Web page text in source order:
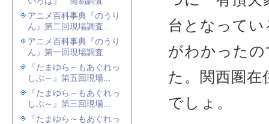
台となって
がわかった
た。関西圏
でしょ。
アニメ百科事典『のうり
ん』第二回現場調査...
アニメ百科事典『のうり
ん』第一回現場調査
『たまゆら～もあぐれっ
しぶ～』第五回現場...
『たまゆら～もあぐれっ
しぶ～』第三回現場...
『たまゆら～もあぐれっ